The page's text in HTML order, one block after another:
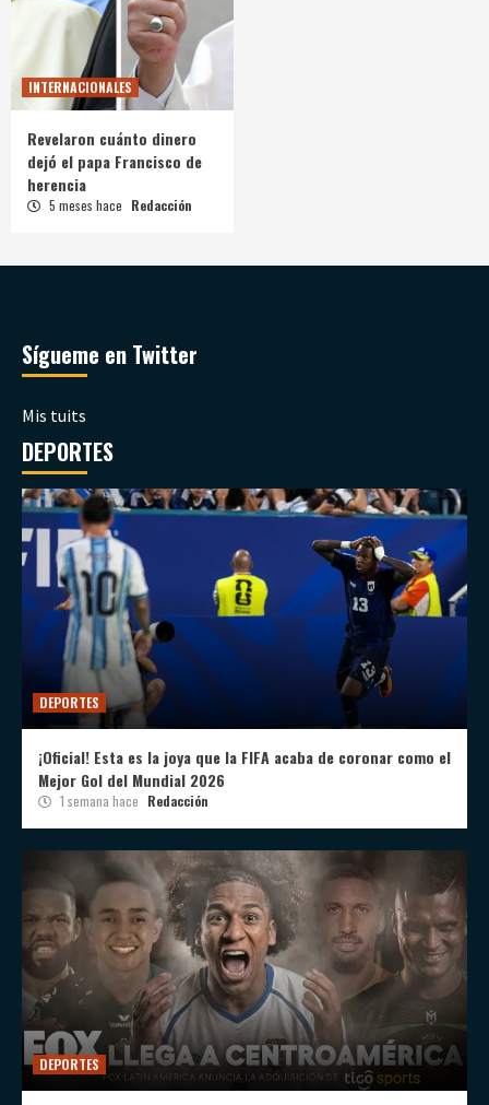
INTERNACIONALES
Revelaron cuánto dinero
dejó el papa Francisco de
herencia
5 meses hace Redacción
Sígueme en Twitter
Mis tuits
DEPORTES
DEPORTES
¡Oficial! Esta es la joya que la FIFA acaba de coronar como el
Mejor Gol del Mundial 2026
1 semana hace Redacción
DEPORTES